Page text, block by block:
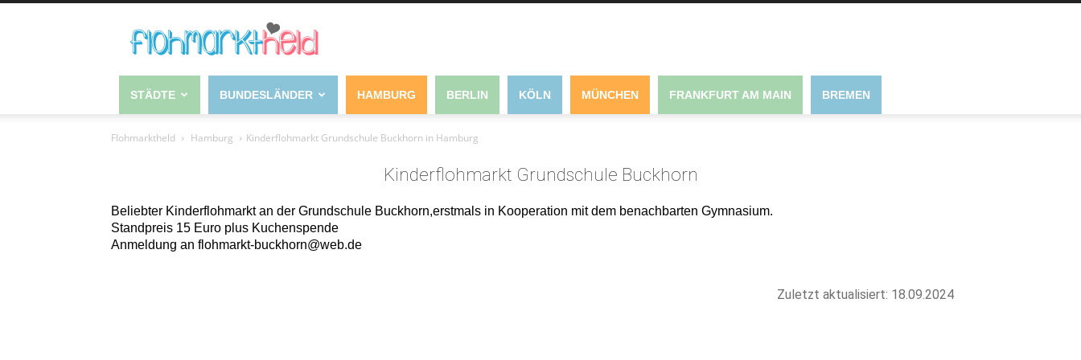
STÄDTE BUNDESLÄNDER HAMBURG BERLIN KÖLN MÜNCHEN FRANKFURT AM MAIN BREMEN
Flohmarktheld Hamburg Kinderflohmarkt Grundschule Buckhorn in Hamburg
Kinderflohmarkt Grundschule Buckhorn
Beliebter Kinderflohmarkt an der Grundschule Buckhorn,erstmals in Kooperation mit dem benachbarten Gymnasium.
Standpreis 15 Euro plus Kuchenspende
Anmeldung an flohmarkt-buckhorn@web.de
Zuletzt aktualisiert: 18.09.2024